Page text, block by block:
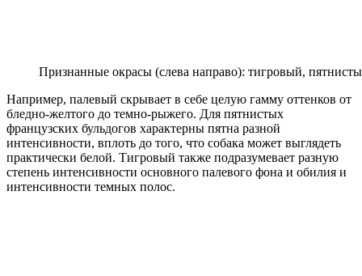
Признанные окрасы (слева направо): тигровый,
Например, палевый скрывает в себе целую гамму оттенков от
бледно-желтого до темно-рыжего. Для пятнистых
французских бульдогов характерны пятна разной
интенсивности, вплоть до того, что собака может выглядеть
практически белой. Тигровый также подразумевает разную
степень интенсивности основного палевого фона и обилия и
интенсивности темных полос.